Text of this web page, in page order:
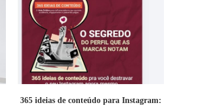
365 ideias de conteúdo para Instagram: